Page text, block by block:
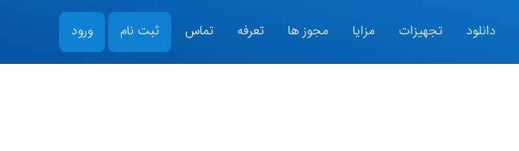
دانلود تجهیزات مزایا مجوز ها تعرفه تماس ثبت نام ورود